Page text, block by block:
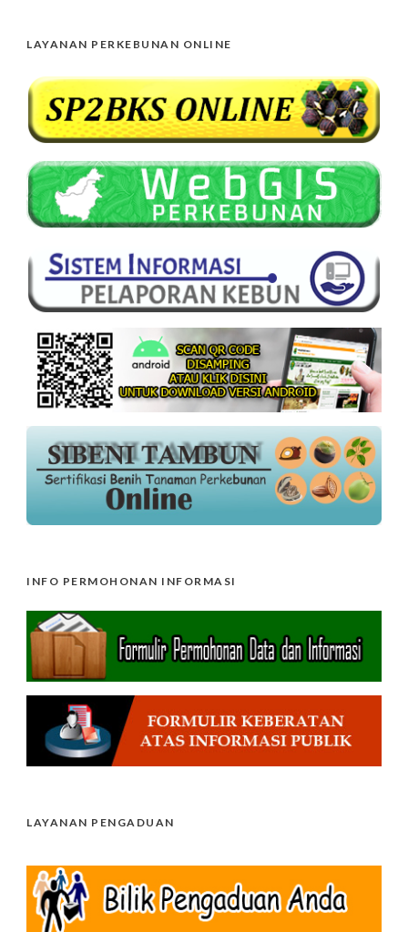
LAYANAN PERKEBUNAN ONLINE
INFO PERMOHONAN INFORMASI
LAYANAN PENGADUAN